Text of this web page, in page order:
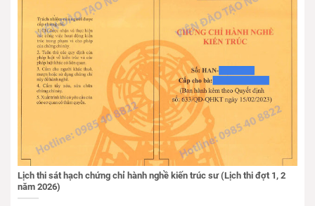
Lịch thi sát hạch chứng chỉ hành nghề kiến trúc sư (Lịch thi đợt 1, 2
năm 2026)